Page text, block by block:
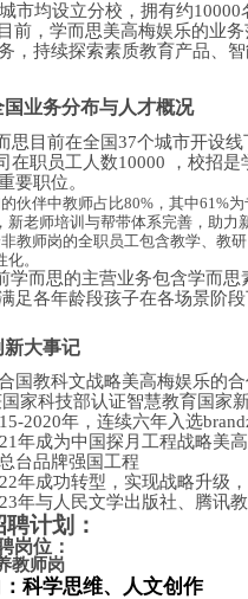
市均设立分校，拥有约
目前，学而思美高梅娱乐的业
，持续探索素质教育产品、
国业务分布与人才概况
思目前在全国37个城市开设
在职员工人数10000 ，校招
要职位。
伙伴中教师占比80%，其中61%
新老师培训与帮带体系完善，助力
教师岗的全职员工包含教学、教
。
学而思的主营业务包含学而思
足各年龄段孩子在各场景阶
新大事记
国教科文战略美高梅娱乐的
家科技部认证智慧教育国家
2020年，连续六年入选
年成为中国探月工程战略美
台品牌强国工程
年成功转型，实现战略升级
年与人民文学出版社、腾讯
聘计划：
岗位：
教师岗
科学思维、人文创作